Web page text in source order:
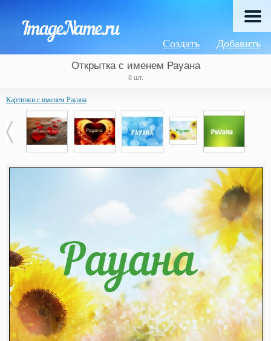
Добавить
Создать
Открытка с именем Рауана
8 шт.
Картинки с именем Рауана